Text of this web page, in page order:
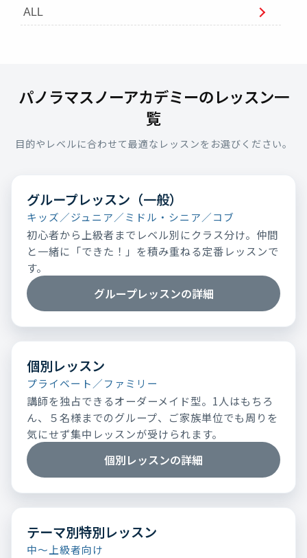
ALL
パノラマスノーアカデミーのレッスン一
覧
目的やレベルに合わせて最適なレッスンをお選びください。
グループレッスン（一般）
キッズ／ジュニア／ミドル・シニア／コブ
初心者から上級者までレベル別にクラス分け。仲間
と一緒に「できた！」を積み重ねる定番レッスンで
す。
グループレッスンの詳細
個別レッスン
プライベート／ファミリー
講師を独占できるオーダーメイド型。1人はもちろ
ん、５名様までのグループ、ご家族単位でも周りを
気にせず集中レッスンが受けられます。
個別レッスンの詳細
テーマ別特別レッスン
中～上級者向け